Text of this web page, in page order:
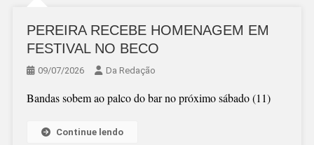
PEREIRA RECEBE HOMENAGEM EM
FESTIVAL NO BECO
09/07/2026 Da Redação
Bandas sobem ao palco do bar no próximo sábado (11)
Continue lendo